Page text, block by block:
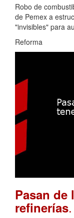
Robo de
de Pemex a
"invisibles" para
Reforma
Pasan de
refinerías